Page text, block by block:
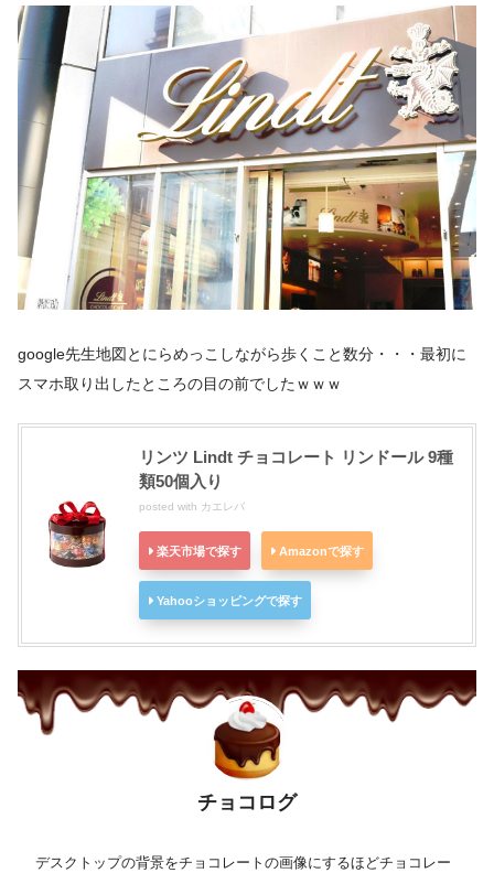
google先生地図とにらめっこしながら歩くこと数分・・・最初に
スマホ取り出したところの目の前でしたｗｗｗ
リンツ Lindt チョコレート リンドール 9種
類50個入り
posted with カエレバ
楽天市場で探す Amazonで探す
Yahooショッピングで探す
チョコログ
デスクトップの背景をチョコレートの画像にするほどチョコレー